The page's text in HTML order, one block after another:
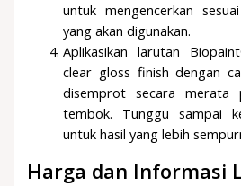
untuk mengencerkan
yang akan digunakan.
Aplikasikan larutan
clear gloss finish dengan
disemprot secara merata
tembok. Tunggu sampai
untuk hasil yang lebih
Harga dan Informasi